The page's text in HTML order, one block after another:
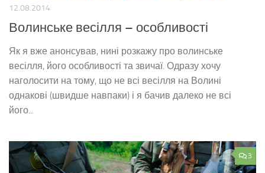
12.08.2014
Волинське весілля – особливості
Як я вже анонсував, нині розкажу про волинське
весілля, його особливості та звичаї. Одразу хочу
наголосити на тому, що не всі весілля на Волині
однакові (швидше навпаки) і я бачив далеко не всі
його...
3